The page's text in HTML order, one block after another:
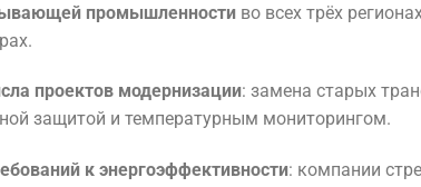
промышленностиво всех трёх
проектов модернизации: замена старых
защитой и температурным мониторингом.
к энергоэффективности: компании